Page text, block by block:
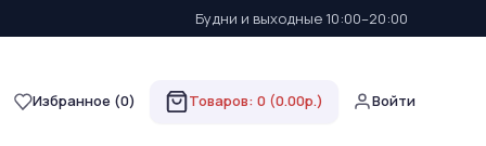
Будни и выходные 10:00–20:00
Избранное (0) Товаров: 0 (0.00р.) Войти